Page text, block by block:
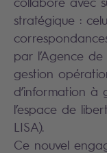
stratégique :
par l’Agence
gestion
d’information à
l’espace de
LISA).
Ce nouvel